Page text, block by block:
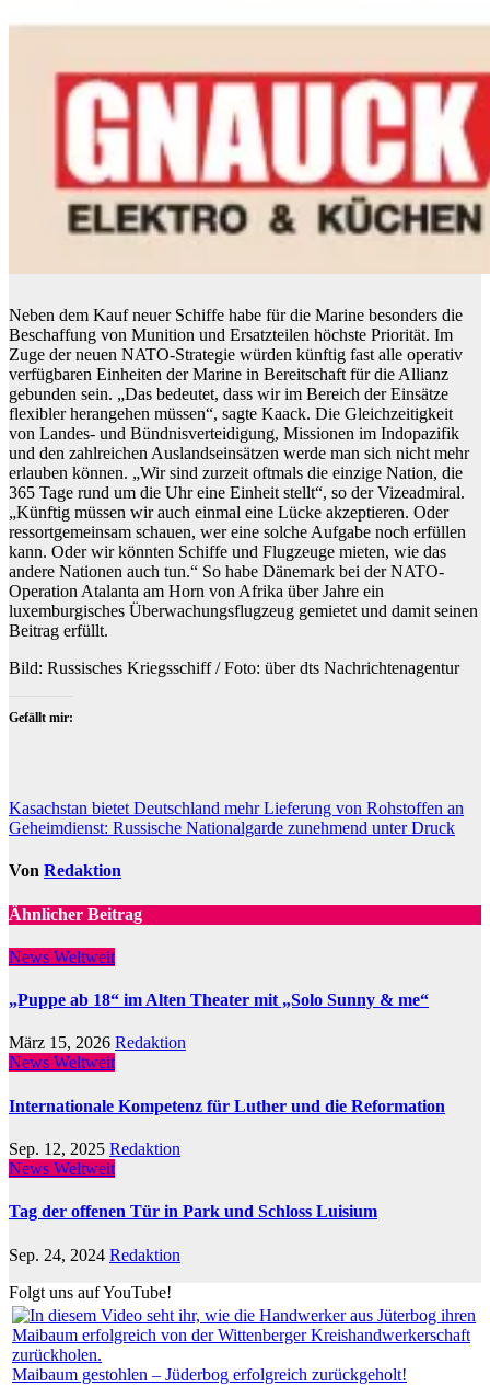
Neben dem Kauf neuer Schiffe habe für die Marine besonders die
Beschaffung von Munition und Ersatzteilen höchste Priorität. Im
Zuge der neuen NATO-Strategie würden künftig fast alle operativ
verfügbaren Einheiten der Marine in Bereitschaft für die Allianz
gebunden sein. „Das bedeutet, dass wir im Bereich der Einsätze
flexibler herangehen müssen“, sagte Kaack. Die Gleichzeitigkeit
von Landes- und Bündnisverteidigung, Missionen im Indopazifik
und den zahlreichen Auslandseinsätzen werde man sich nicht mehr
erlauben können. „Wir sind zurzeit oftmals die einzige Nation, die
365 Tage rund um die Uhr eine Einheit stellt“, so der Vizeadmiral.
„Künftig müssen wir auch einmal eine Lücke akzeptieren. Oder
ressortgemeinsam schauen, wer eine solche Aufgabe noch erfüllen
kann. Oder wir könnten Schiffe und Flugzeuge mieten, wie das
andere Nationen auch tun.“ So habe Dänemark bei der NATO-
Operation Atalanta am Horn von Afrika über Jahre ein
luxemburgisches Überwachungsflugzeug gemietet und damit seinen
Beitrag erfüllt.
Bild: Russisches Kriegsschiff / Foto: über dts Nachrichtenagentur
Gefällt mir:
Beitragsnavigation
Kasachstan bietet Deutschland mehr Lieferung von Rohstoffen an
Geheimdienst: Russische Nationalgarde zunehmend unter Druck
Von Redaktion
Ähnlicher Beitrag
News Weltweit
„Puppe ab 18“ im Alten Theater mit „Solo Sunny & me“
März 15, 2026 Redaktion
News Weltweit
Internationale Kompetenz für Luther und die Reformation
Sep. 12, 2025 Redaktion
News Weltweit
Tag der offenen Tür in Park und Schloss Luisium
Sep. 24, 2024 Redaktion
Folgt uns auf YouTube!
Maibaum gestohlen – Jüderbog erfolgreich zurückgeholt!